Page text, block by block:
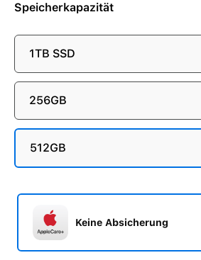
Speicherkapazität
1TB SSD
256GB
512GB
Keine Absicherung